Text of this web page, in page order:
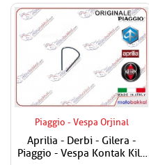
Piaggio - Vespa Orjinal
Aprilia - Derbi - Gilera -
Piaggio - Vespa Kontak Kilit